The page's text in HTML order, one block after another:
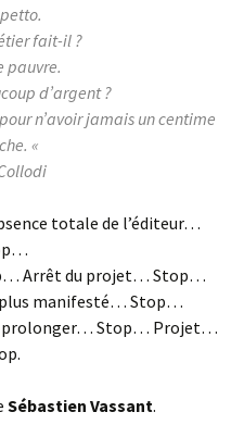
fait-il ?
pauvre.
d’argent ?
n’avoir jamais un centime
«
totale de l’éditeur…
Arrêt du projet… Stop…
plus manifesté… Stop…
prolonger… Stop… Projet…
Sébastien Vassant.